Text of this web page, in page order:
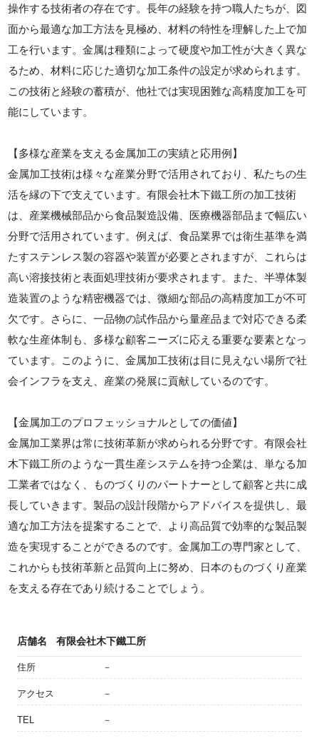
操作する技術者の存在です。長年の経験を持つ職人たちが、図
面から最適な加工方法を見極め、材料の特性を理解した上で加
工を行います。金属は種類によって硬度や加工性が大きく異な
るため、材料に応じた適切な加工条件の設定が求められます。
この技術と経験の蓄積が、他社では実現困難な高精度加工を可
能にしています。
【多様な産業を支える金属加工の実績と応用例】
金属加工技術は様々な産業分野で活用されており、私たちの生
活を縁の下で支えています。有限会社木下鐵工所の加工技術
は、産業機械部品から食品製造設備、医療機器部品まで幅広い
分野で活用されています。例えば、食品業界では衛生基準を満
たすステンレス製の容器や装置が必要とされますが、これらは
高い溶接技術と表面処理技術が要求されます。また、半導体製
造装置のような精密機器では、微細な部品の高精度加工が不可
欠です。さらに、一品物の試作品から量産品まで対応できる柔
軟な生産体制も、多様な顧客ニーズに応える重要な要素となっ
ています。このように、金属加工技術は目に見えない場所で社
会インフラを支え、産業の発展に貢献しているのです。
【金属加工のプロフェッショナルとしての価値】
金属加工業界は常に技術革新が求められる分野です。有限会社
木下鐵工所のような一貫生産システムを持つ企業は、単なる加
工業者ではなく、ものづくりのパートナーとして顧客と共に成
長していきます。製品の設計段階からアドバイスを提供し、最
適な加工方法を提案することで、より高品質で効率的な製品製
造を実現することができるのです。金属加工の専門家として、
これからも技術革新と品質向上に努め、日本のものづくり産業
を支える存在であり続けることでしょう。
店舗名 有限会社木下鐵工所
住所 －
アクセス －
TEL －